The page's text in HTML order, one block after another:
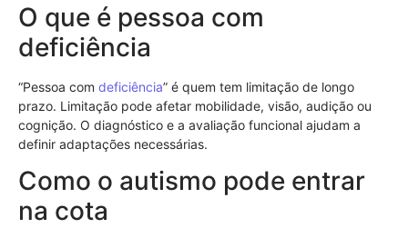
O que é pessoa com
deficiência
“Pessoa com deficiência” é quem tem limitação de longo
prazo. Limitação pode afetar mobilidade, visão, audição ou
cognição. O diagnóstico e a avaliação funcional ajudam a
definir adaptações necessárias.
Como o autismo pode entrar
na cota